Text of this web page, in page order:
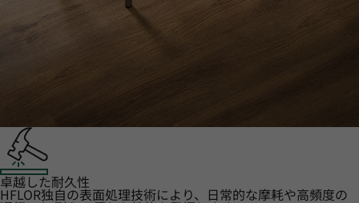
卓越した耐久性
HFLOR独自の表面処理技術により、日常的な摩耗や高頻度の